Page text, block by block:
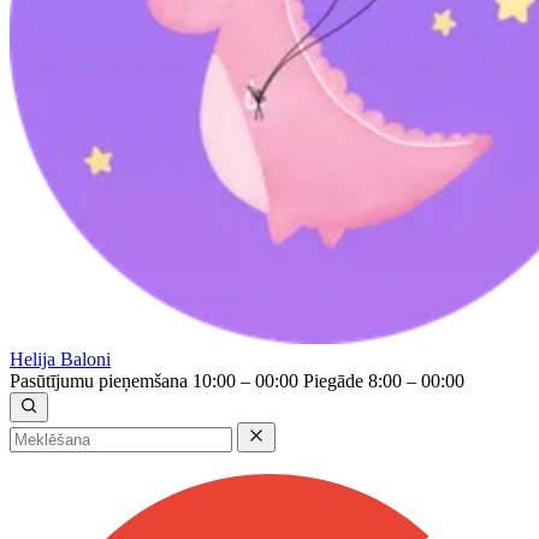
Helija Baloni
Pasūtījumu pieņemšana 10:00 – 00:00 Piegāde 8:00 – 00:00